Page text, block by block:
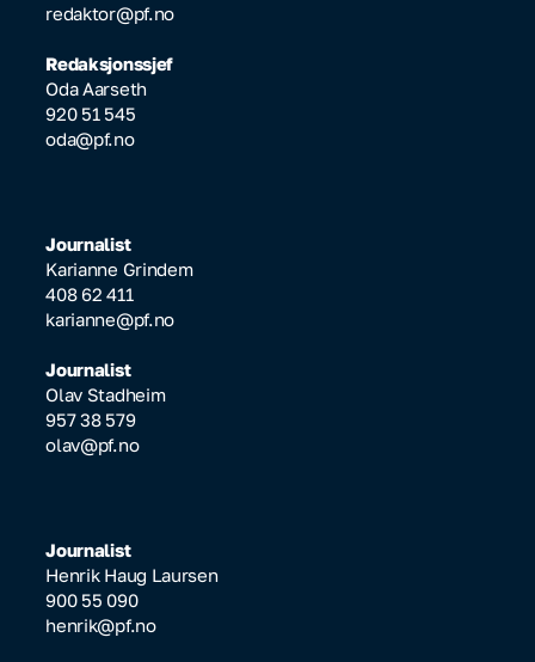
redaktor@pf.no
Redaksjonssjef
Oda Aarseth
920 51 545
oda@pf.no
Journalist
Karianne Grindem
408 62 411
karianne@pf.no
Journalist
Olav Stadheim
957 38 579
olav@pf.no
Journalist
Henrik Haug Laursen
900 55 090
henrik@pf.no